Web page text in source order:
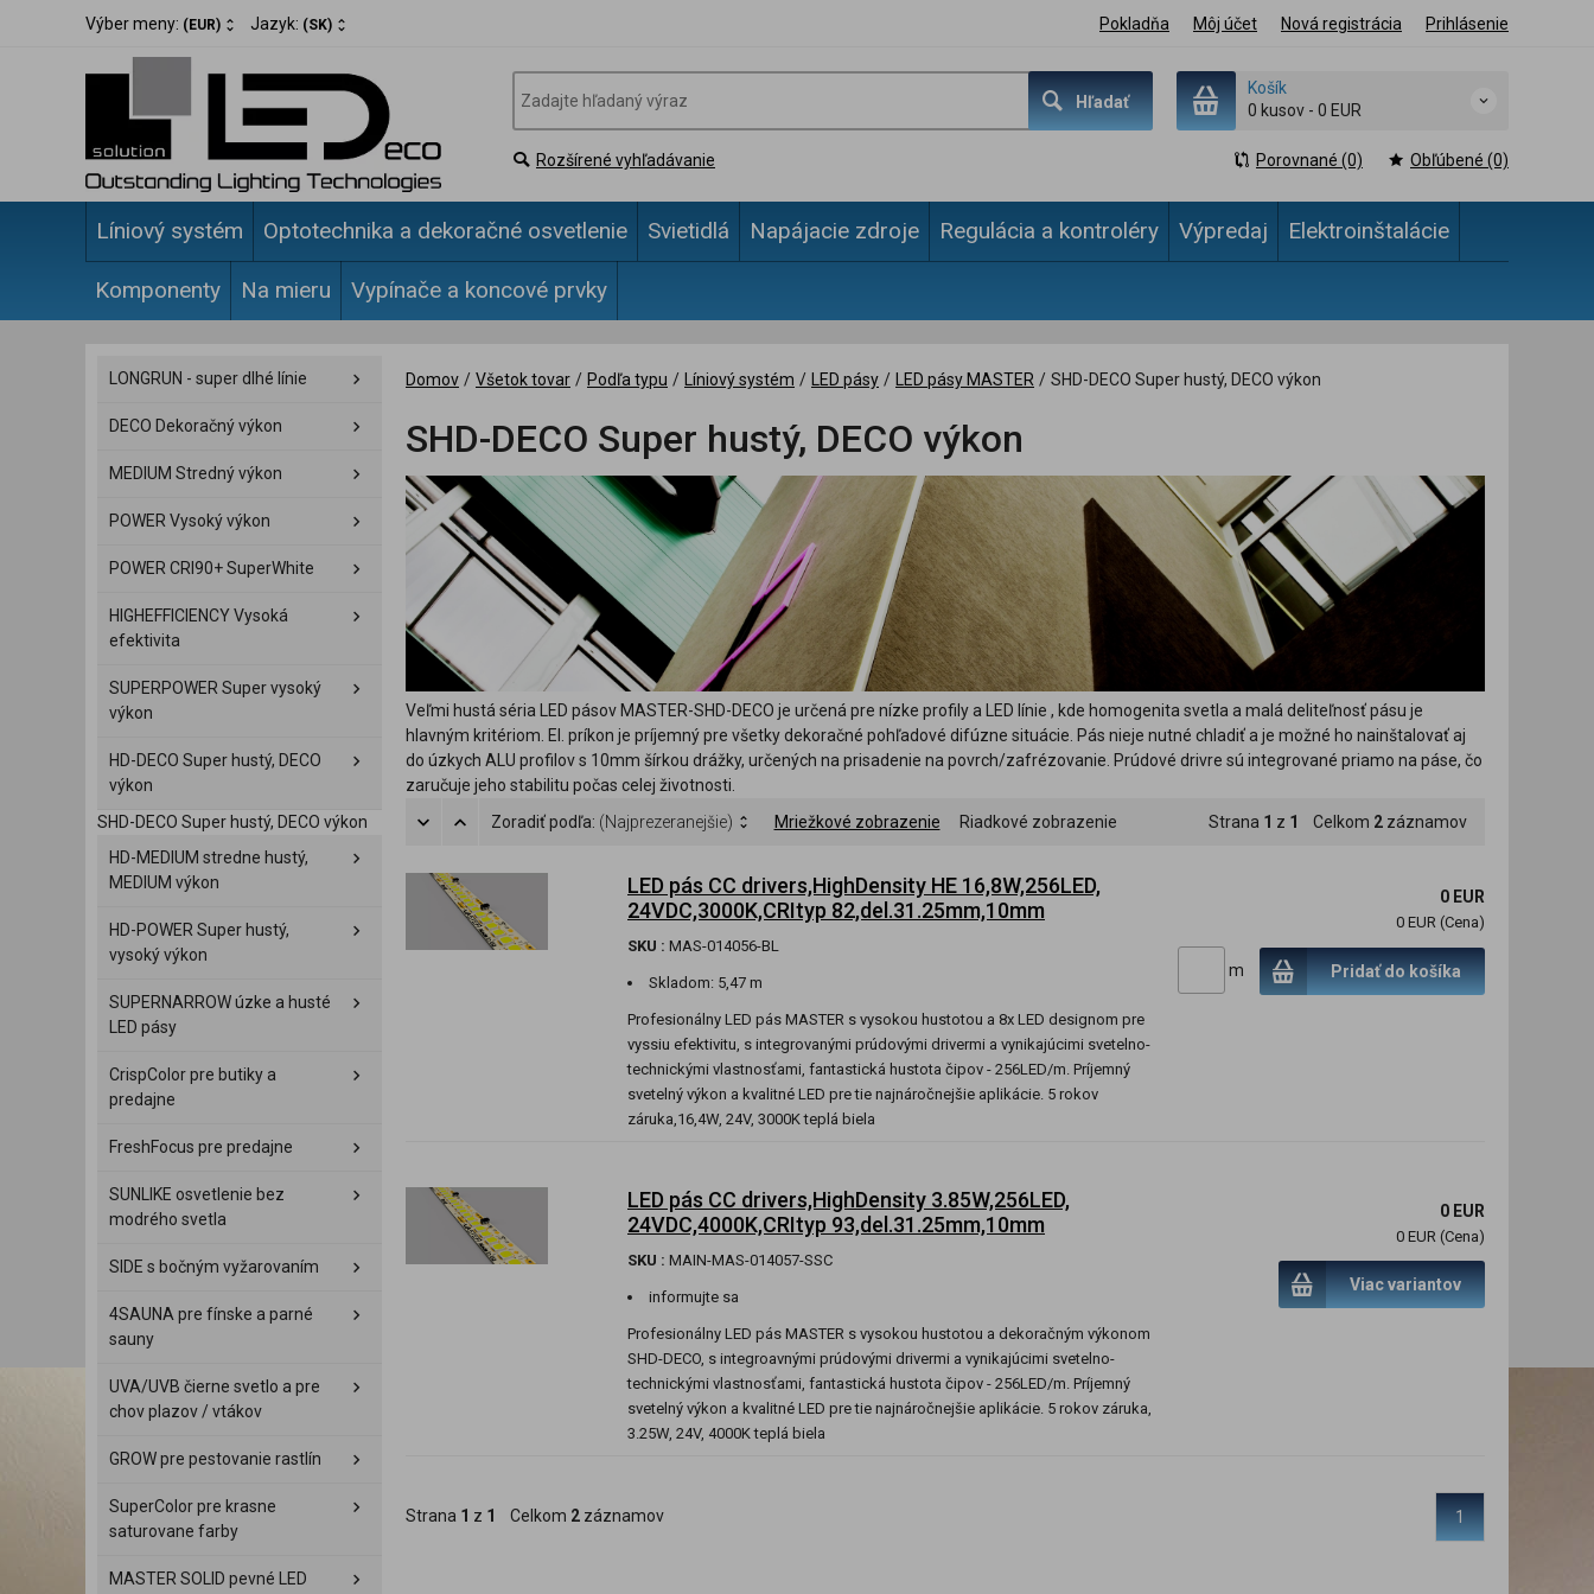
Výber meny: (EUR) Jazyk: (SK) Pokladňa Môj účet Nová registrácia Prihlásenie
Hľadať
Košík
0 kusov - 0 EUR
Rozšírené vyhľadávanie Porovnané (0) Obľúbené (0)
Líniový systém Optotechnika a dekoračné osvetlenie Svietidlá Napájacie zdroje Regulácia a kontroléry Výpredaj Elektroinštalácie
Komponenty Na mieru Vypínače a koncové prvky
LONGRUN - super dlhé línie
DECO Dekoračný výkon
MEDIUM Stredný výkon
POWER Vysoký výkon
POWER CRI90+ SuperWhite
HIGHEFFICIENCY Vysoká
efektivita
SUPERPOWER Super vysoký
výkon
HD-DECO Super hustý, DECO
výkon
SHD-DECO Super hustý, DECO výkon
HD-MEDIUM stredne hustý,
MEDIUM výkon
HD-POWER Super hustý,
vysoký výkon
SUPERNARROW úzke a husté
LED pásy
CrispColor pre butiky a
predajne
FreshFocus pre predajne
SUNLIKE osvetlenie bez
modrého svetla
SIDE s bočným vyžarovaním
4SAUNA pre fínske a parné
sauny
UVA/UVB čierne svetlo a pre
chov plazov / vtákov
GROW pre pestovanie rastlín
SuperColor pre krasne
saturovane farby
MASTER SOLID pevné LED
Domov / Všetok tovar / Podľa typu / Líniový systém / LED pásy / LED pásy MASTER / SHD-DECO Super hustý, DECO výkon
SHD-DECO Super hustý, DECO výkon
Veľmi hustá séria LED pásov MASTER-SHD-DECO je určená pre nízke profily a LED línie , kde homogenita svetla a malá deliteľnosť pásu je
hlavným kritériom. El. príkon je príjemný pre všetky dekoračné pohľadové difúzne situácie. Pás nieje nutné chladiť a je možné ho nainštalovať aj
do úzkych ALU profilov s 10mm šírkou drážky, určených na prisadenie na povrch/zafrézovanie. Prúdové drivre sú integrované priamo na páse, čo
zaručuje jeho stabilitu počas celej životnosti.
Zoradiť podľa: (Najprezeranejšie) Mriežkové zobrazenie Riadkové zobrazenie Strana 1 z 1 Celkom 2 záznamov
LED pás CC drivers,HighDensity HE 16,8W,256LED,
24VDC,3000K,CRItyp 82,del.31.25mm,10mm
SKU : MAS-014056-BL
Skladom: 5,47 m
Profesionálny LED pás MASTER s vysokou hustotou a 8x LED designom pre
vyssiu efektivitu, s integrovanými prúdovými drivermi a vynikajúcimi svetelno-
technickými vlastnosťami, fantastická hustota čipov - 256LED/m. Príjemný
svetelný výkon a kvalitné LED pre tie najnáročnejšie aplikácie. 5 rokov
záruka,16,4W, 24V, 3000K teplá biela
0 EUR
0 EUR (Cena)
m Pridať do košíka
LED pás CC drivers,HighDensity 3.85W,256LED,
24VDC,4000K,CRItyp 93,del.31.25mm,10mm
SKU : MAIN-MAS-014057-SSC
informujte sa
Profesionálny LED pás MASTER s vysokou hustotou a dekoračným výkonom
SHD-DECO, s integroavnými prúdovými drivermi a vynikajúcimi svetelno-
technickými vlastnosťami, fantastická hustota čipov - 256LED/m. Príjemný
svetelný výkon a kvalitné LED pre tie najnáročnejšie aplikácie. 5 rokov záruka,
3.25W, 24V, 4000K teplá biela
0 EUR
0 EUR (Cena)
Viac variantov
Strana 1 z 1 Celkom 2 záznamov 1